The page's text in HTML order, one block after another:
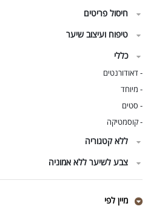
חיסול פריטים
טיפוח ועיצוב שיער
כללי
-דאודורנטים
- מיוחד
- סטים
-קוסמטיקה
ללא קטגוריה
צבע לשיער ללא אמוניה
מיין לפי